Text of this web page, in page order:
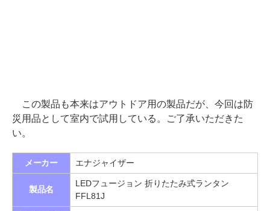
この製品も本来はアウトドア用の製品だが、今回は防
災用品として室内で試用している。ご了承いただきた
い。
メーカー エナジャイザー
製品名
LEDフュージョン 折りたたみ式ランタン
FFL81J